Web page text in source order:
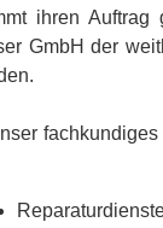
ihren
GmbH der